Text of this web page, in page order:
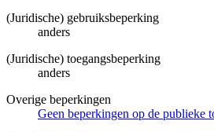
(Juridische) gebruiksbeperking
anders
(Juridische) toegangsbeperking
anders
Overige beperkingen
Geen beperkingen op de publieke